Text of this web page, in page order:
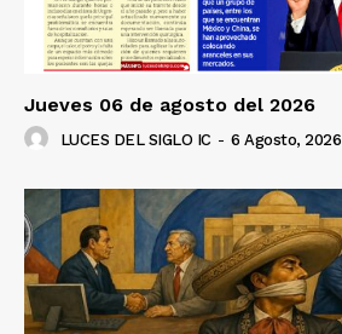
Jueves 06 de agosto del 2026
LUCES DEL SIGLO IC - 6 Agosto, 2026